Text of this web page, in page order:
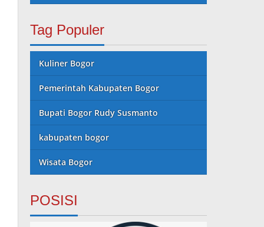
Tag Populer
Kuliner Bogor
Pemerintah Kabupaten Bogor
Bupati Bogor Rudy Susmanto
kabupaten bogor
Wisata Bogor
POSISI